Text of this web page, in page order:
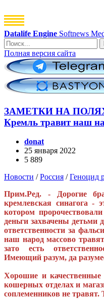
Datalife Engine Softnews
Полная версия сайта
ЗАМЕТКИ НА
Кремль травит наш
donat
25 января 2022
5 889
Новости /Россия /Геноцид
Прим.Ред. - Дорогие
кремлевская синагога -
котором
деньги захвачены детьми
ответственности за
наш народ массово
зато есть
Имеющий разум, да
Хорошие и
кошерных отделах и
соплеменников не травят.